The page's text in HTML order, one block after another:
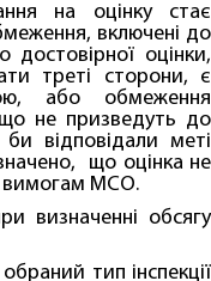
на оцінку стає
включені до
оцінки,
треті сторони, є
або обмеження
що не призведуть до
би відповідали меті
що оцінка не
вимогам МСО.
визначенні обсягу
тип інспекції